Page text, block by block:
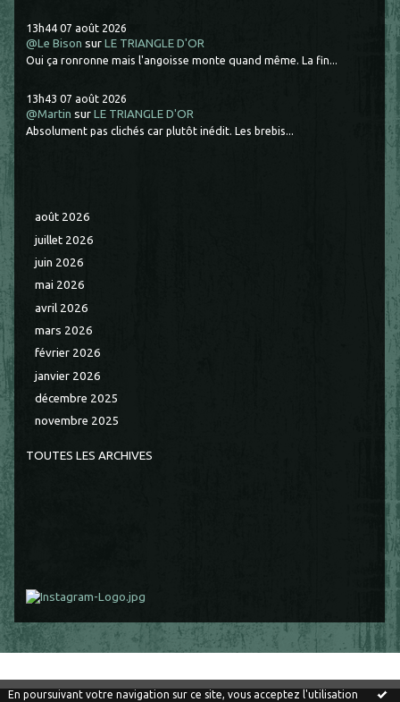
En poursuivant votre navigation sur ce site, vous acceptez l'utilisation
13h44 07 août 2026
@Le Bison surLE TRIANGLE D'OR
Oui ça ronronne mais l'angoisse monte quand même. La fin...
13h43 07 août 2026
@Martin surLE TRIANGLE D'OR
Absolument pas clichés car plutôt inédit. Les brebis...
août 2026
juillet 2026
juin 2026
mai 2026
avril 2026
mars 2026
février 2026
janvier 2026
décembre 2025
novembre 2025
TOUTES LES ARCHIVES